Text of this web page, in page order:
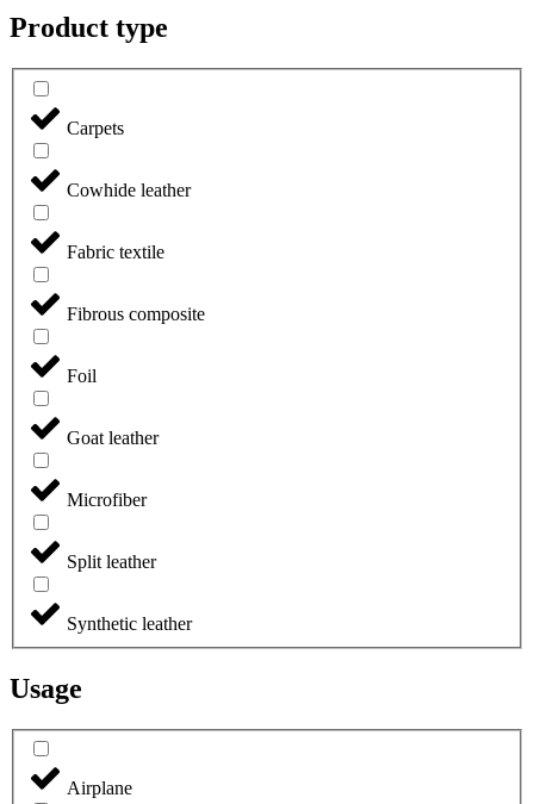
Product type
Carpets
Cowhide leather
Fabric textile
Fibrous composite
Foil
Goat leather
Microfiber
Split leather
Synthetic leather
Usage
Airplane